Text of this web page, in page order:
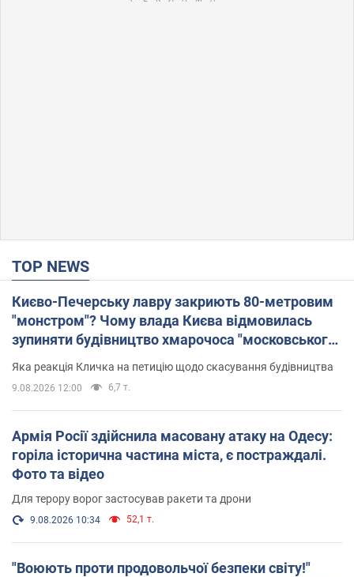
TOP NEWS
Києво-Печерську лавру закриють 80-метровим
"монстром"? Чому влада Києва відмовилась
зупиняти будівництво хмарочоса "московського
вірянина"
Яка реакція Кличка на петицію щодо скасування будівництва
9.08.2026 12:00 6,7 т.
Армія Росії здійснила масовану атаку на Одесу:
горіла історична частина міста, є постраждалі.
Фото та відео
Для терору ворог застосував ракети та дрони
9.08.2026 10:34 52,1 т.
"Воюють проти продовольчої безпеки світу!"